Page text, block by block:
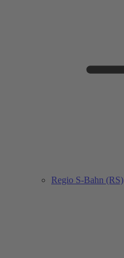
Regio S-Bahn (RS)